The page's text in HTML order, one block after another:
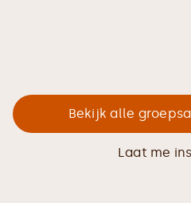
Bekijk alle
Laat me